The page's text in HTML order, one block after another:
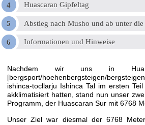
Huascaran Gipfeltag
Abstieg nach Musho und ab unter die
Informationen und Hinweise
Nachdem wir uns in
[bergsport/hoehenbergsteigen/
ishinca-tocllarju Ishinca Tal im ersten
akklimatisiert hatten, stand nun unser
Programm, der Huascaran Sur mit 6768
Unser Ziel war diesmal der 6768